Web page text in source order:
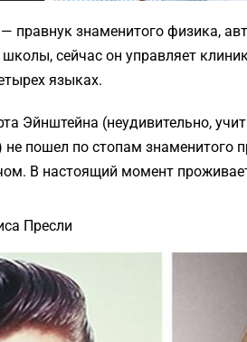
знаменитого физика,
сейчас он управляет
языках.
Эйнштейна (неудивительно,
пошел по стопам знаменитого
В настоящий момент
Пресли